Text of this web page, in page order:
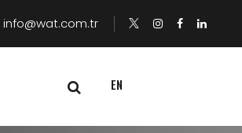
info@wat.com.tr
EN